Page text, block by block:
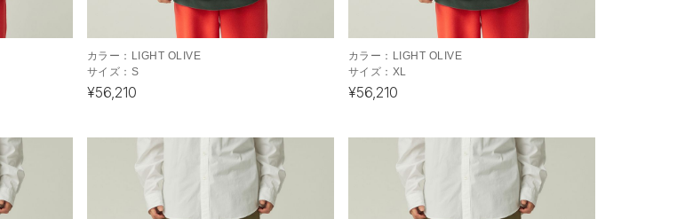
カラー： LIGHT OLIVE
サイズ： S
¥56,210
カラー： LIGHT OLIVE
サイズ： XL
¥56,210